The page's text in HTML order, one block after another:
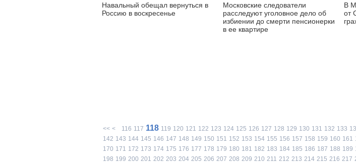
Навальный обещал вернуться в
Россию в воскресенье
Московские следователи
расследуют уголовное дело об
избиении до смерти пенсионерки
в ее квартире
В
от
<< < 116 117 118 119 120 121 122 123 124 125 126 127 128 129 130 131 132 133
142 143 144 145 146 147 148 149 150 151 152 153 154 155 156 157 158 159 160 161
170 171 172 173 174 175 176 177 178 179 180 181 182 183 184 185 186 187 188 189
198 199 200 201 202 203 204 205 206 207 208 209 210 211 212 213 214 215 216 217